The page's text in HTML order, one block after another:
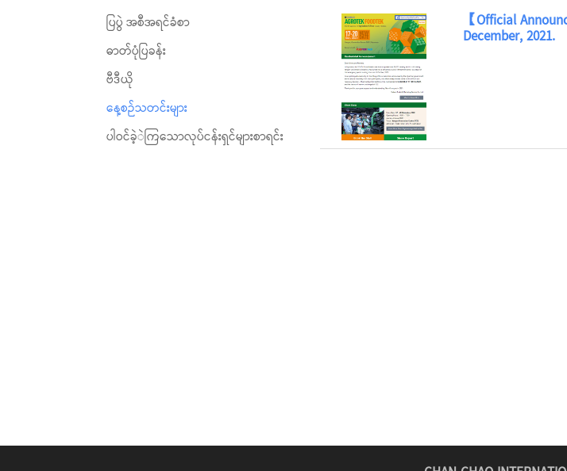
ပြပွဲ အစီအရင်ခံစာ
ဓာတ်ပုံပြခန်း
ဗီဒီယို
နေ့စဉ်သတင်းများ
ပါဝင်ခဲ့ဲကြသောလုပ်ငန်းရှင်များစာရင်း
【Official
December, 2021.